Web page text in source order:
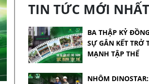
TIN TỨC MỚI NHẤT
BA THẬP KỶ
SỰ GẮN KẾT TRỞ
MẠNH TẬP THỂ
NHÔM